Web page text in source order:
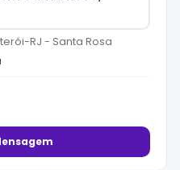
RJ - Santa Rosa